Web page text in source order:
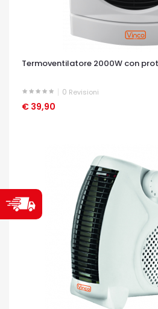
Termoventilatore 2000W con
0 Revisioni
€ 39,90
OCCHIATA VELOCE